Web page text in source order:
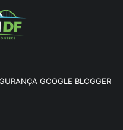
GOOGLE BLOGGER